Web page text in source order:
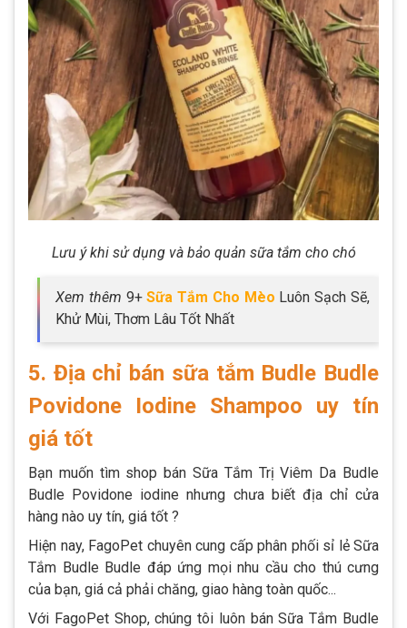
Lưu ý khi sử dụng và bảo quản sữa tắm cho chó
Xem thêm 9+Sữa Tắm Cho Mèo Luôn Sạch Sẽ,
Khử Mùi, Thơm Lâu Tốt Nhất
5. Địa chỉ bán sữa tắm Budle Budle
Povidone Iodine Shampoo uy tín
giá tốt
Bạn muốn tìm shop bán Sữa Tắm Trị Viêm Da Budle
Budle Povidone iodine nhưng chưa biết địa chỉ cửa
hàng nào uy tín, giá tốt ?
Hiện nay, FagoPet chuyên cung cấp phân phối sỉ lẻ Sữa
Tắm Budle Budle đáp ứng mọi nhu cầu cho thú cưng
của bạn, giá cả phải chăng, giao hàng toàn quốc...
Với FagoPet Shop, chúng tôi luôn bán Sữa Tắm Budle